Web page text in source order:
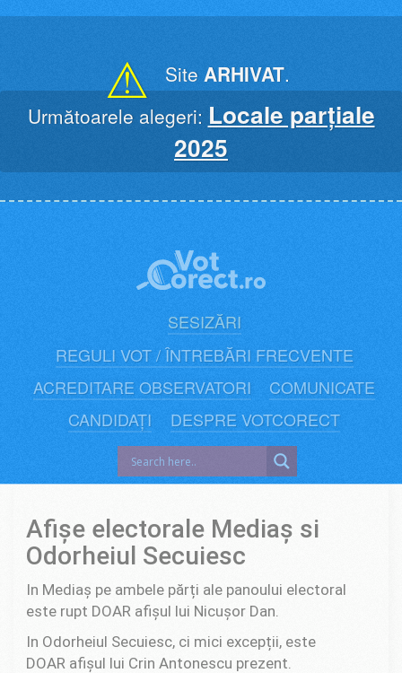
⚠ Site ARHIVAT.
Următoarele alegeri: Locale parțiale
2025
SESIZĂRI
REGULI VOT / ÎNTREBĂRI FRECVENTE
ACREDITARE OBSERVATORI
COMUNICATE
CANDIDAȚI
DESPRE VOTCORECT
Afișe electorale Mediaș si
Odorheiul Secuiesc
In Mediaș pe ambele părți ale panoului electoral
este rupt DOAR afișul lui Nicușor Dan.
In Odorheiul Secuiesc, ci mici excepții, este
DOAR afișul lui Crin Antonescu prezent.